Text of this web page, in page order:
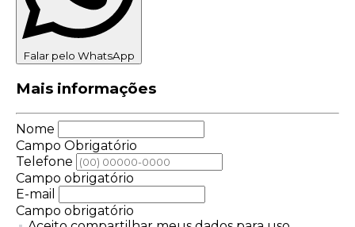
Falar pelo WhatsApp
Mais informações
Nome
Campo Obrigatório
Telefone
Campo obrigatório
E-mail
Campo obrigatório